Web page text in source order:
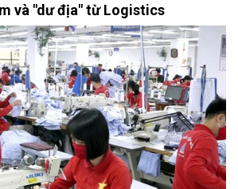
và "dư địa" từ Logistics